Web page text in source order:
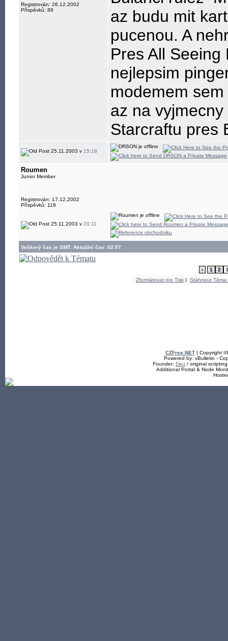
Registrován: 26.12.2002
Příspěvků: 89
az budu mit
pucenou. A
Pres All
nejlepsim
modemem
az na
Starcraftu pres
25.11.2003 v 15:18
Roumen
Junior Member
Registrován: 17.12.2002
Příspěvků: 118
25.11.2003 v 20:11
Veškerý čas je GMT. Aktuální čas: 02:07.
‹ 1 2
Zformátovat pro Tisk | Stáhnout Téma
CZFree.NET| Copyright
Powered by: vBulletin -
Founder: Deu / original
Additional Portal & Node